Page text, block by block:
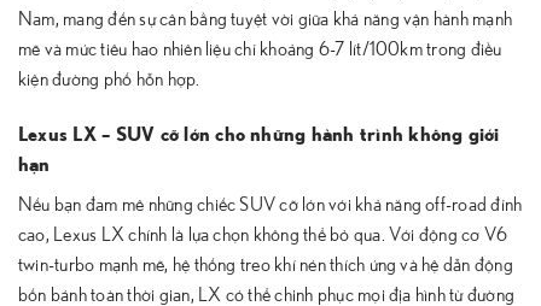
Nam, mang đến sự cân bằng tuyệt vời giữa khả năng vận hành mạnh
mẽ và mức tiêu hao nhiên liệu chỉ khoảng 6-7 lít/100km trong điều
kiện đường phố hỗn hợp.
Lexus LX – SUV cỡ lớn cho những hành trình không giới
hạn
Nếu bạn đam mê những chiếc SUV cỡ lớn với khả năng off-road đỉnh
cao, Lexus LX chính là lựa chọn không thể bỏ qua. Với động cơ V6
twin-turbo mạnh mẽ, hệ thống treo khí nén thích ứng và hệ dẫn động
bốn bánh toàn thời gian, LX có thể chinh phục mọi địa hình từ đường